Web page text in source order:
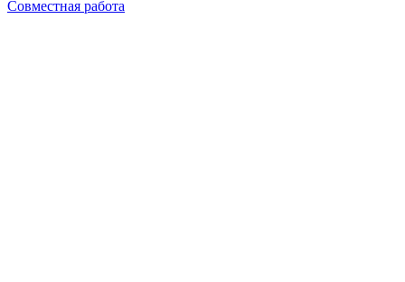
Совместная работа